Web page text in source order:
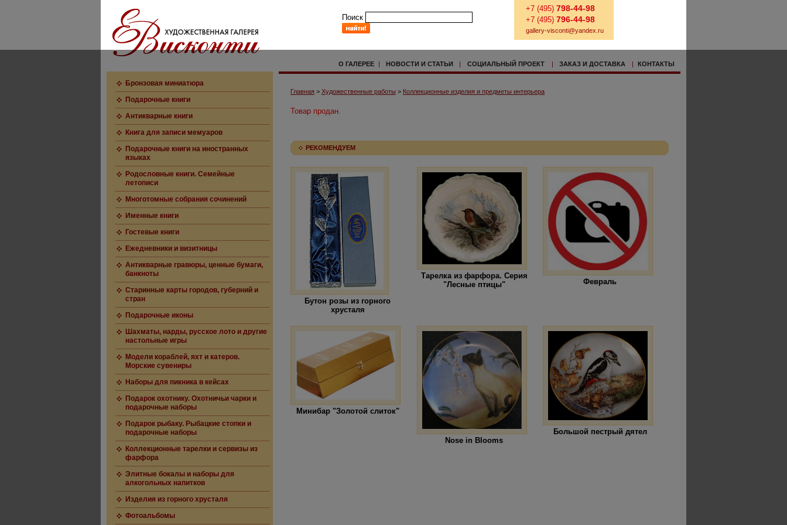
Поиск
+7 (495) 798-44-98
+7 (495) 796-44-98
gallery-visconti@yandex.ru
О ГАЛЕРЕЕ | НОВОСТИ И СТАТЬИ | СОЦИАЛЬНЫЙ ПРОЕКТ | ЗАКАЗ И ДОСТАВКА | КОНТАКТЫ
Бронзовая миниатюра
Подарочные книги
Антикварные книги
Книга для записи мемуаров
Подарочные книги на иностранных
языках
Родословные книги. Семейные
летописи
Многотомные собрания сочинений
Именные книги
Гостевые книги
Ежедневники и визитницы
Антикварные гравюры, ценные бумаги,
банкноты
Старинные карты городов, губерний и
стран
Подарочные иконы
Шахматы, нарды, русское лото и другие
настольные игры
Модели кораблей, яхт и катеров.
Морские сувениры
Наборы для пикника в кейсах
Подарок охотнику. Охотничьи чарки и
подарочные наборы
Подарок рыбаку. Рыбацкие стопки и
подарочные наборы
Коллекционные тарелки и сервизы из
фарфора
Элитные бокалы и наборы для
алкогольных напитков
Изделия из горного хрусталя
Фотоальбомы
Главная > Художественные работы > Коллекционные изделия и предметы интерьера
Товар продан.
РЕКОМЕНДУЕМ
Бутон розы из горного
хрусталя
Тарелка из фарфора. Серия
"Лесные птицы"
Февраль
Минибар "Золотой слиток"
Nose in Blooms
Большой пестрый дятел